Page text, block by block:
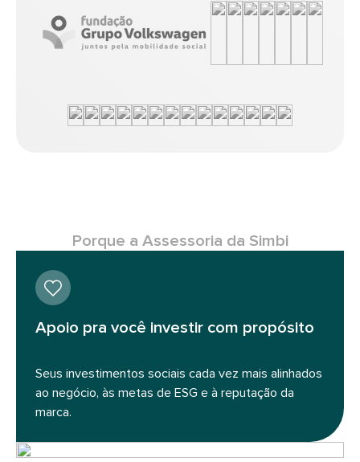
Porque a Assessoria da Simbi
Apoio pra você investir com propósito
Seus investimentos sociais cada vez mais alinhados
ao negócio, às metas de ESG e à reputação da
marca.